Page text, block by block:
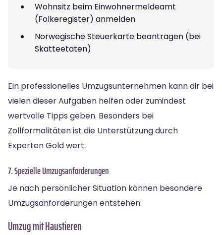
Wohnsitz beim Einwohnermeldeamt
(Folkeregister) anmelden
Norwegische Steuerkarte beantragen (bei
Skatteetaten)
Ein professionelles Umzugsunternehmen kann dir bei
vielen dieser Aufgaben helfen oder zumindest
wertvolle Tipps geben. Besonders bei
Zollformalitäten ist die Unterstützung durch
Experten Gold wert.
7. Spezielle Umzugsanforderungen
Je nach persönlicher Situation können besondere
Umzugsanforderungen entstehen:
Umzug mit Haustieren